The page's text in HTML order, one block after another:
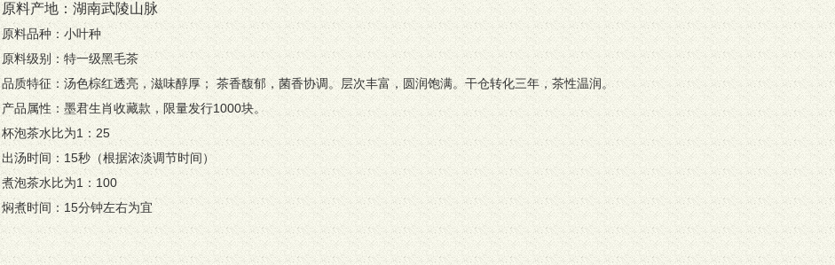
原料产地：湖南武陵山脉
原料品种：小叶种
原料级别：特一级黑毛茶
品质特征：汤色棕红透亮，滋味醇厚； 茶香馥郁，菌香协调。层次丰富，圆润饱满。干仓转化三年，茶性温润。
产品属性：墨君生肖收藏款，限量发行1000块。
杯泡茶水比为1：25
出汤时间：15秒（根据浓淡调节时间）
煮泡茶水比为1：100
焖煮时间：15分钟左右为宜